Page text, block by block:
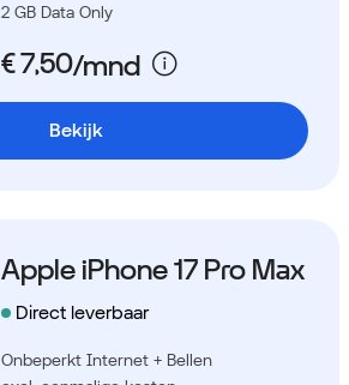
2 GB Data Only
Bekijk
Apple iPhone 17 Pro Max
Direct leverbaar
Onbeperkt Internet + Bellen